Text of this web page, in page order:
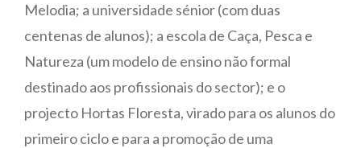
Melodia; a universidade sénior (com duas
centenas de alunos); a escola de Caça, Pesca e
Natureza (um modelo de ensino não formal
destinado aos profissionais do sector); e o
projecto Hortas Floresta, virado para os alunos do
primeiro ciclo e para a promoção de uma